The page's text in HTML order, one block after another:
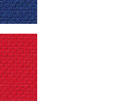
1047 rot